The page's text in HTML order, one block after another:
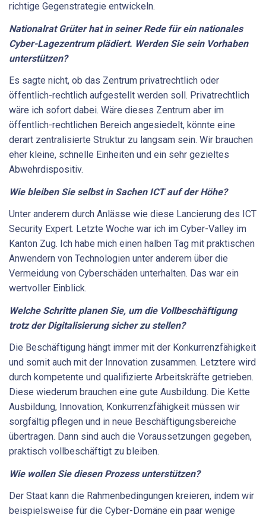
richtige Gegenstrategie entwickeln.
Nationalrat Grüter hat in seiner Rede für ein nationales
Cyber-Lagezentrum plädiert. Werden Sie sein Vorhaben
unterstützen?
Es sagte nicht, ob das Zentrum privatrechtlich oder
öffentlich-rechtlich aufgestellt werden soll. Privatrechtlich
wäre ich sofort dabei. Wäre dieses Zentrum aber im
öffentlich-rechtlichen Bereich angesiedelt, könnte eine
derart zentralisierte Struktur zu langsam sein. Wir brauchen
eher kleine, schnelle Einheiten und ein sehr gezieltes
Abwehrdispositiv.
Wie bleiben Sie selbst in Sachen ICT auf der Höhe?
Unter anderem durch Anlässe wie diese Lancierung des ICT
Security Expert. Letzte Woche war ich im Cyber-Valley im
Kanton Zug. Ich habe mich einen halben Tag mit praktischen
Anwendern von Technologien unter anderem über die
Vermeidung von Cyberschäden unterhalten. Das war ein
wertvoller Einblick.
Welche Schritte planen Sie, um die Vollbeschäftigung
trotz der Digitalisierung sicher zu stellen?
Die Beschäftigung hängt immer mit der Konkurrenzfähigkeit
und somit auch mit der Innovation zusammen. Letztere wird
durch kompetente und qualifizierte Arbeitskräfte getrieben.
Diese wiederum brauchen eine gute Ausbildung. Die Kette
Ausbildung, Innovation, Konkurrenzfähigkeit müssen wir
sorgfältig pflegen und in neue Beschäftigungsbereiche
übertragen. Dann sind auch die Voraussetzungen gegeben,
praktisch vollbeschäftigt zu bleiben.
Wie wollen Sie diesen Prozess unterstützen?
Der Staat kann die Rahmenbedingungen kreieren, indem wir
beispielsweise für die Cyber-Domäne ein paar wenige